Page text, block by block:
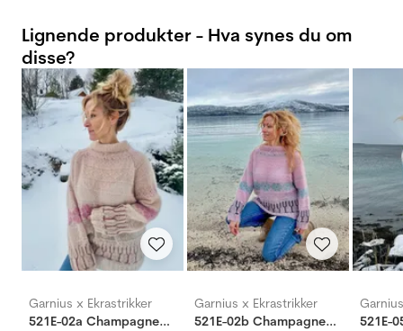
Lignende produkter - Hva synes du om
disse?
Garnius x Ekrastrikker
521E-02a Champagnepikene genser
Garnius x Ekrastrikker
521E-02b Champagnepikene genser
521E-